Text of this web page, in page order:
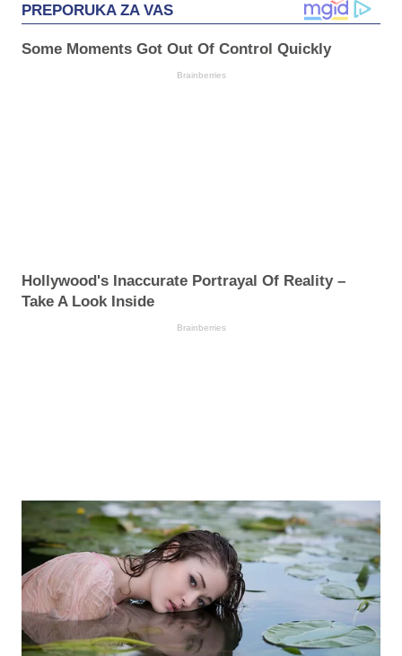
PREPORUKA ZA VAS
Some Moments Got Out Of Control Quickly
Brainberries
Hollywood's Inaccurate Portrayal Of Reality –
Take A Look Inside
Brainberries